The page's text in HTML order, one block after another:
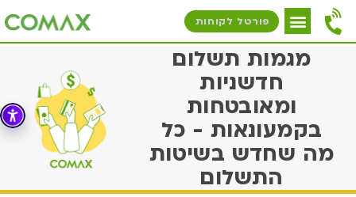
פורטל לקוחות
מגמות תשלום
חדשניות
ומאובטחות
בקמעונאות - כל
מה שחדש בשיטות
התשלום